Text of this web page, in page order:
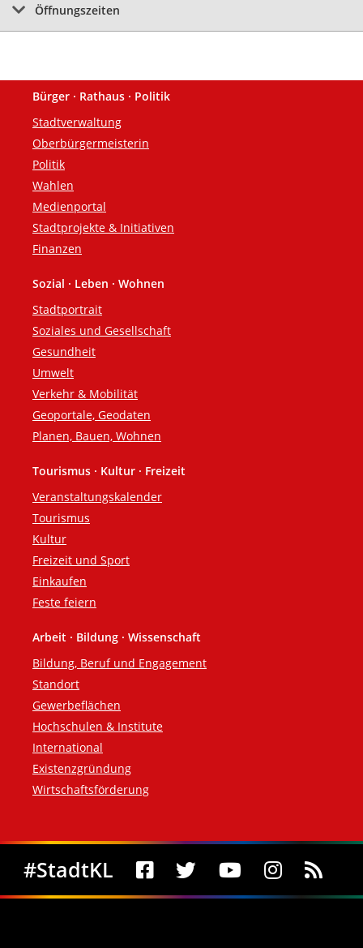
Öffnungszeiten
Fußzeile
Bürger · Rathaus · Politik
Stadtverwaltung
Oberbürgermeisterin
Politik
Wahlen
Medienportal
Stadtprojekte & Initiativen
Finanzen
Sozial · Leben · Wohnen
Stadtportrait
Soziales und Gesellschaft
Gesundheit
Umwelt
Verkehr & Mobilität
Geoportale, Geodaten
Planen, Bauen, Wohnen
Tourismus · Kultur · Freizeit
Veranstaltungskalender
Tourismus
Kultur
Freizeit und Sport
Einkaufen
Feste feiern
Arbeit · Bildung · Wissenschaft
Bildung, Beruf und Engagement
Standort
Gewerbeflächen
Hochschulen & Institute
International
Existenzgründung
Wirtschaftsförderung
Social Media
#StadtKL